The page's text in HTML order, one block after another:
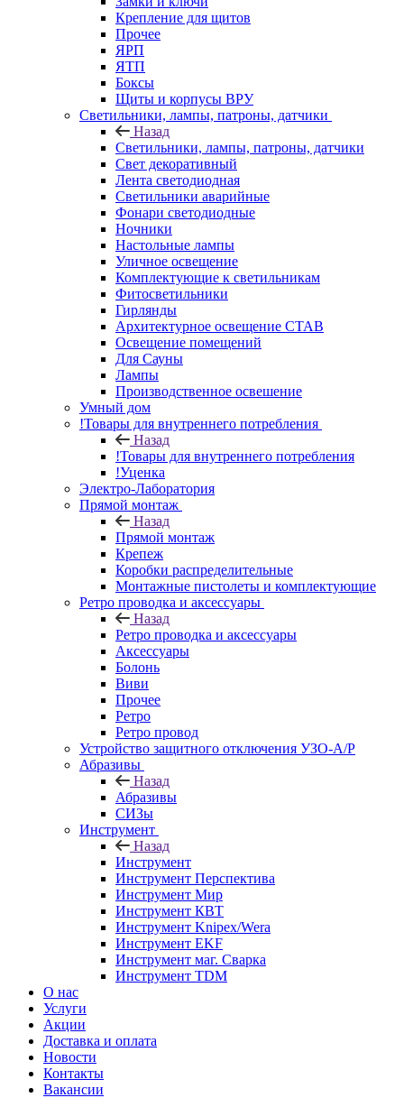
Крепление для щитов
Прочее
ЯРП
ЯТП
Боксы
Щиты и корпусы ВРУ
Светильники, лампы, патроны, датчики
Назад
Светильники, лампы, патроны, датчики
Свет декоративный
Лента светодиодная
Светильники аварийные
Фонари светодиодные
Ночники
Настольные лампы
Уличное освещение
Комплектующие к светильникам
Фитосветильники
Гирлянды
Архитектурное освещение СТАВ
Освещение помещений
Для Сауны
Лампы
Производственное освешение
Умный дом
!Товары для внутреннего потребления
Назад
!Товары для внутреннего потребления
!Уценка
Электро-Лаборатория
Прямой монтаж
Назад
Прямой монтаж
Крепеж
Коробки распределительные
Монтажные пистолеты и комплектующие
Ретро проводка и аксессуары
Назад
Ретро проводка и аксессуары
Аксессуары
Болонь
Виви
Прочее
Ретро
Ретро провод
Устройство защитного отключения УЗО-А/Р
Абразивы
Назад
Абразивы
СИЗы
Инструмент
Назад
Инструмент
Инструмент Перспектива
Инструмент Мир
Инструмент КВТ
Инструмент Knipex/Wera
Инструмент EKF
Инструмент маг. Сварка
Инструмент TDM
О нас
Услуги
Акции
Доставка и оплата
Новости
Контакты
Вакансии